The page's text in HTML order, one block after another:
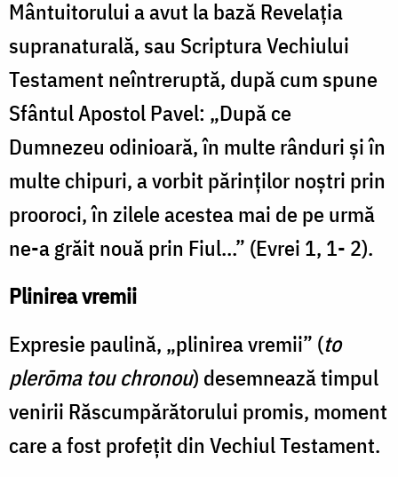
Mântuitorului a avut la bază Revelaţia
supranaturală, sau Scriptura Vechiului
Testament neîntreruptă, după cum spune
Sfântul Apostol Pavel: „După ce
Dumnezeu odinioară, în multe rânduri şi în
multe chipuri, a vorbit părinţilor noştri prin
prooroci, în zilele acestea mai de pe urmă
ne-a grăit nouă prin Fiul…” (Evrei 1, 1- 2).
Plinirea vremii
Expresie paulină, „plinirea vremii” (to
plerōma tou chronou) desemnează timpul
venirii Răscumpărătorului promis, moment
care a fost profeţit din Vechiul Testament.